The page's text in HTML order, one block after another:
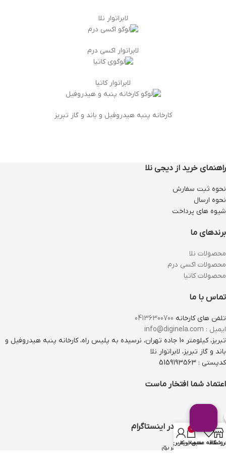
لابراتوار نلا
لابراتوار اکسی درم
لابراتوار کاتیا
کارخانه پنبه هیدروفیل و باند و گاز تبریز
راهنمای خرید از دیجی نلا
نحوه ثبت سفارش
نحوه ارسال
شیوه های پرداخت
برندهای ما
محصولات نلا
محصولات اکسی درم
محصولات کاتیا
تماس با ما
تلفن های کارخانه
ایمیل : info@diginela.com
تبریز، کیلومتر 10 جاده تهران، نرسیده به پلیس راه، کارخانه پنبه هیدروفیل و
باند و گاز تبریز، لابراتوار نلا
کدپستی : 5159193563
اعتماد شما افتخار ماست
راه ارتباطی باما در اینستاگرام
علاقه مندی
0
سبد خرید
حساب کاربری من